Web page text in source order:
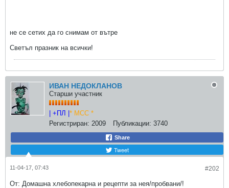
не се сетих да го снимам от вътре
Светъл празник на всички!
ИВАН НЕДОКЛАНОВ
Старши участник
| +ПЛ | * МСС *
Регистриран: 2009 Публикации: 3740
Share
Tweet
#202
11-04-17, 07:43
От: Домашна хлебопекарна и рецепти за нея/пробвани/!